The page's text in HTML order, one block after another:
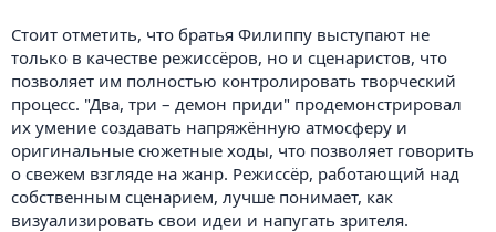
Стоит отметить, что братья Филиппу выступают не
только в качестве режиссёров, но и сценаристов, что
позволяет им полностью контролировать творческий
процесс. "Два, три – демон приди" продемонстрировал
их умение создавать напряжённую атмосферу и
оригинальные сюжетные ходы, что позволяет говорить
о свежем взгляде на жанр. Режиссёр, работающий над
собственным сценарием, лучше понимает, как
визуализировать свои идеи и напугать зрителя.